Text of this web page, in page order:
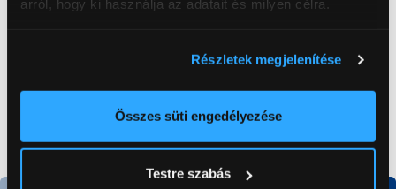
arról, hogy ki használja az adatait és milyen célra.
elhelyezkedéséről pár méteres pontossággal
Az Ön készülékén beazonosítása annak konkrét
módjairól és adja meg preferenciáit aRészletek
Részletek megjelenítése
Összes süti engedélyezése
Testre szabás
Igen
Beolvasási méret
A4